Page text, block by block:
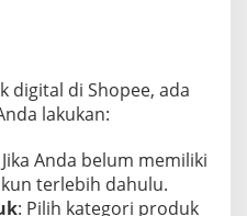
digital di Shopee, ada
lakukan:
Jika Anda belum memiliki
terlebih dahulu.
: Pilih kategori produk